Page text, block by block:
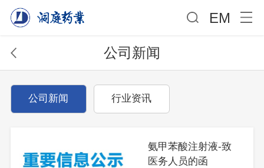
EM
公司新闻
公司新闻 行业资讯
氨甲苯酸注射液-致
医务人员的函